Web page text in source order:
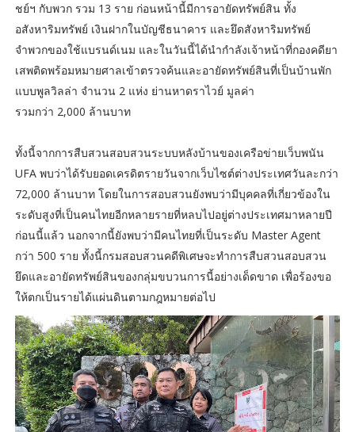
ชย์ฯ กับพวก รวม 13 ราย ก่อนหน้านี้มีการอายัดทรัพย์สิน ทั้ง
อสังหาริมทรัพย์ เงินฝากในบัญชีธนาคาร และยึดสังหาริมทรัพย์
จำพวกของใช้แบรนด์เนม และในวันนี้ได้นำกำลังเจ้าหน้าที่กองคดียา
เสพติดพร้อมหมายศาลเข้าตรวจค้นและอายัดทรัพย์สินที่เป็นบ้านพัก
แบบพูลวิลล่า จำนวน 2 แห่ง ย่านหาดราไวย์ มูลค่า
รวมกว่า 2,000 ล้านบาท
ทั้งนี้จากการสืบสวนสอบสวนระบบหลังบ้านของเครือข่ายเว็บพนัน
UFA พบว่าได้รับยอดเครดิตรายวันจากเว็บไซต์ต่างประเทศวันละกว่า
72,000 ล้านบาท โดยในการสอบสวนยังพบว่ามีบุคคลที่เกี่ยวข้องใน
ระดับสูงที่เป็นคนไทยอีกหลายรายที่หลบไปอยู่ต่างประเทศมาหลายปี
ก่อนนี้แล้ว นอกจากนี้ยังพบว่ามีคนไทยที่เป็นระดับ Master Agent
กว่า 500 ราย ทั้งนี้กรมสอบสวนคดีพิเศษจะทำการสืบสวนสอบสวน
ยึดและอายัดทรัพย์สินของกลุ่มขบวนการนี้อย่างเด็ดขาด เพื่อร้องขอ
ให้ตกเป็นรายได้แผ่นดินตามกฎหมายต่อไป